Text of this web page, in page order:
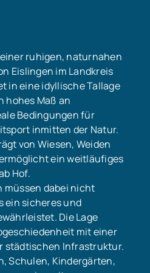
ruhigen, naturnahen
Eislingen im Landkreis
in eine idyllische Tallage
hohes Maß an
Bedingungen für
inmitten der Natur.
von Wiesen, Weiden
ein weitläufiges
Hof.
müssen dabei nicht
ein sicheres und
Die Lage
mit einer
städtischen Infrastruktur.
Schulen, Kindergärten,